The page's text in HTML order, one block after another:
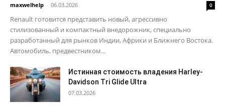
maxwelhelp - 06.03.2026 0
Renault готовится представить новый, агрессивно
стилизованный и компактный внедорожник, специально
разработанный для рынков Индии, Африки и Ближнего Востока.
Автомобиль, предвестником...
Истинная стоимость владения Harley-
Davidson Tri Glide Ultra
07.03.2026